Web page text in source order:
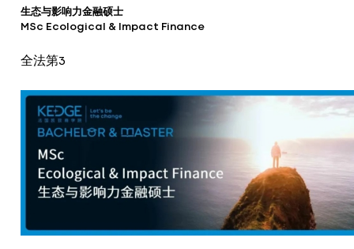
生态与影响力金融硕士
MSc Ecological & Impact Finance
全法第3